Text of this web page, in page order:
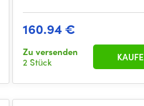
160.94 €
Zu versenden
2 Stück